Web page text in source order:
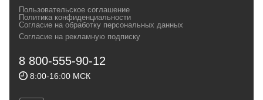
и взыскательных путешественников,
спортсменов и отдыхающих.
Геннадьевич
ИНН 590300057023 ОГРН 304590319000121
Пользовательское соглашение
Политика конфиденциальности
Согласие на обработку персональных данных
Согласие на рекламную подписку
8 800-555-90-12
8:00-16:00 МСК